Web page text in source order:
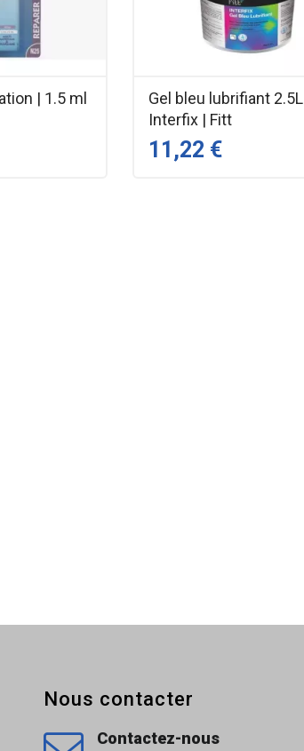
| 1.5 ml
Gel bleu lubrifiant 2.5L
Interfix | Fitt
11,22 €
Nous contacter
Contactez-nous